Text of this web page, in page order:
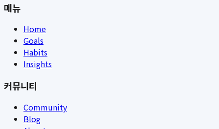
메뉴
Home
Goals
Habits
Insights
커뮤니티
Community
Blog